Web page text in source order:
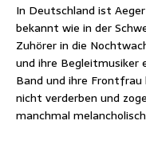
In Deutschland ist
bekannt wie in der
Zuhörer in die
und ihre Begleitmusiker
Band und ihre Frontfrau
nicht verderben und
manchmal